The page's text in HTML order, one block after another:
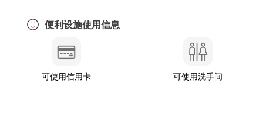
便利设施使用信息
可使用信用卡 可使用洗手间